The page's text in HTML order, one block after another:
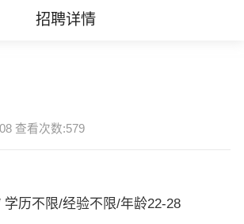
招聘详情
查看次数:579
学历不限/经验不限/年龄22-28